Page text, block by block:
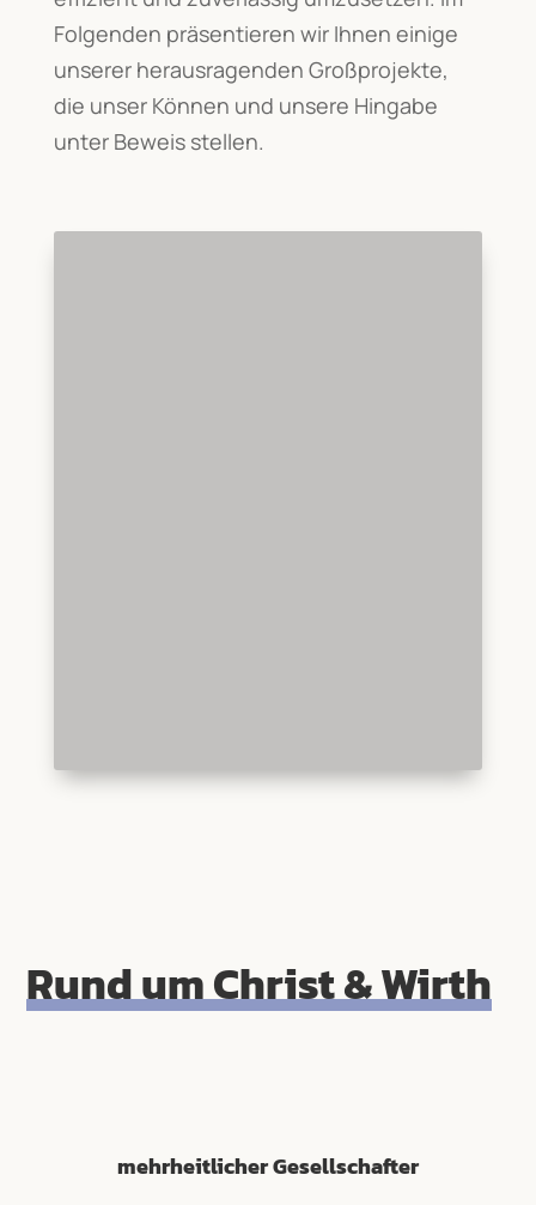
Folgenden präsentieren wir Ihnen einige
unserer herausragenden Großprojekte,
die unser Können und unsere Hingabe
unter Beweis stellen.
Rund um Christ & Wirth
mehrheitlicher Gesellschafter